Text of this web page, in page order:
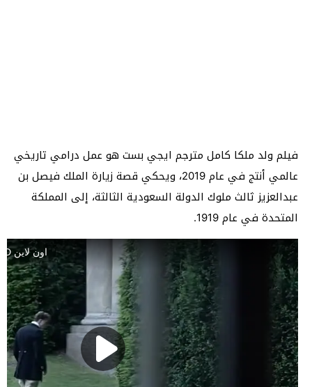
فيلم ولد ملكا كامل مترجم ايجي بست هو عمل درامي تاريخي
عالمي أنتج في عام 2019، ويحكي قصة زيارة الملك فيصل بن
عبدالعزيز ثالث ملوك الدولة السعودية الثالثة، إلى المملكة
المتحدة في عام 1919.